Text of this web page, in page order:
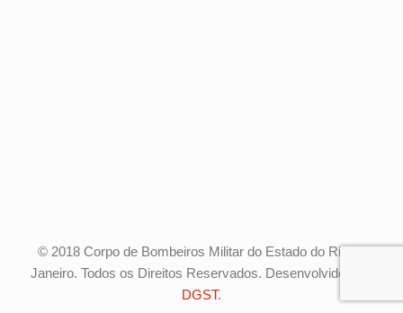
© 2018 Corpo de Bombeiros Militar do Estado do Rio de
Janeiro. Todos os Direitos Reservados. Desenvolvido pela
DGST.